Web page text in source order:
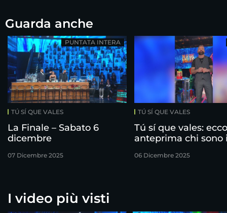
Guarda anche
TÚ SÍ QUE VALES
La Finale – Sabato 6
dicembre
07 Dicembre 2025
PUNTATA INTERA
TÚ SÍ QUE VALES
Tú sí que vales:
anteprima chi sono
06 Dicembre 2025
I video più visti